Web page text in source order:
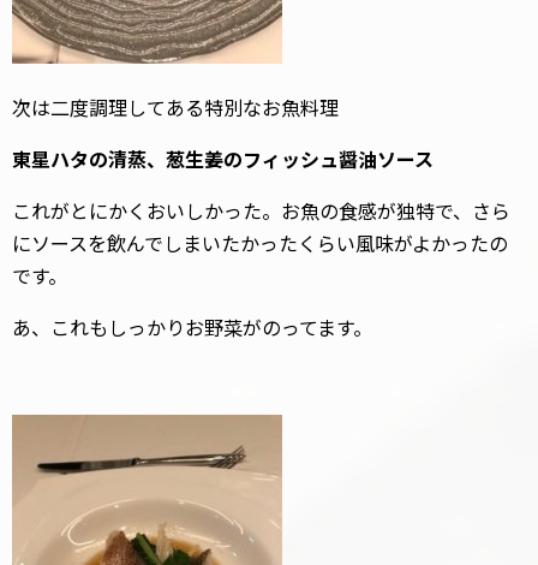
次は二度調理してある特別なお魚料理
東星ハタの清蒸、葱生姜のフィッシュ醤油ソース
これがとにかくおいしかった。お魚の食感が独特で、さら
にソースを飲んでしまいたかったくらい風味がよかったの
です。
あ、これもしっかりお野菜がのってます。